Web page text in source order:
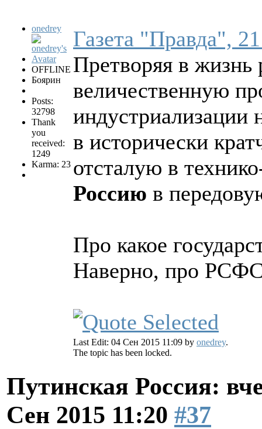
onedrey
OFFLINE
Боярин
Posts:
32798
Thank
you
received:
1249
Karma: 23
Газета "Правда",
Претворяя в жизнь
величественную
индустриализации
в исторически
отсталую в
Россию в
Про какое
Наверно, про
Last Edit: 04 Сен 2015 11:09 by onedrey.
The topic has been locked.
Путинская Россия:
Сен 2015 11:20 #37